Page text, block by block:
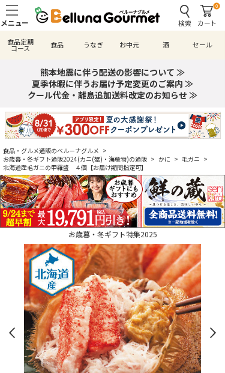
検索
0
カート
食品定期
コース 食品 うなぎ お中元 酒 セール
熊本地震に伴う配送の影響について ≫
夏季休暇に伴うお届け予定変更のご案内 ≫
クール代金・離島追加送料改定のお知らせ ≫
食品・グルメ通販のベルーナグルメ >
お歳暮・冬ギフト通販2024(カニ(蟹)・海産物)の通販 > かに > 毛ガニ >
北海道産毛ガニの甲羅盛 ４個【お届け期間指定可】
お歳暮・冬ギフト特集2025